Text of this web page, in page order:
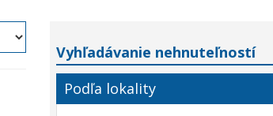
Vyhľadávanie nehnuteľností
Podľa lokality